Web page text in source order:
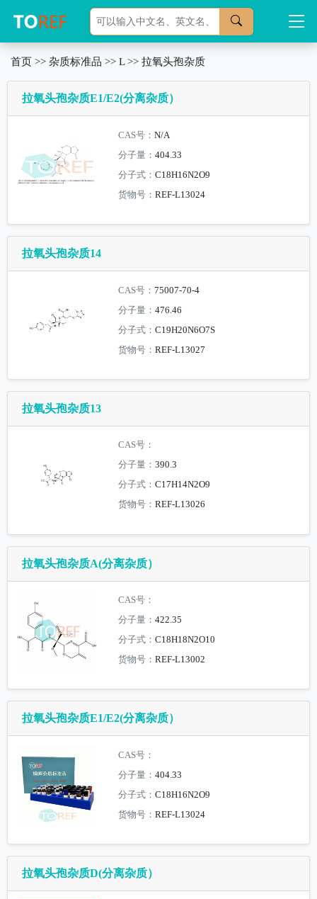
首页 >> 杂质标准品 >> L>> 拉氧头孢杂质
拉氧头孢杂质E1/E2(分离杂质）
CAS号：N/A
分子量：404.33
分子式：C18H16N2O9
货物号：REF-L13024
拉氧头孢杂质14
CAS号：75007-70-4
分子量：476.46
分子式：C19H20N6O7S
货物号：REF-L13027
拉氧头孢杂质13
CAS号：
分子量：390.3
分子式：C17H14N2O9
货物号：REF-L13026
拉氧头孢杂质A(分离杂质）
CAS号：
分子量：422.35
分子式：C18H18N2O10
货物号：REF-L13002
拉氧头孢杂质E1/E2(分离杂质）
CAS号：
分子量：404.33
分子式：C18H16N2O9
货物号：REF-L13024
拉氧头孢杂质D(分离杂质）